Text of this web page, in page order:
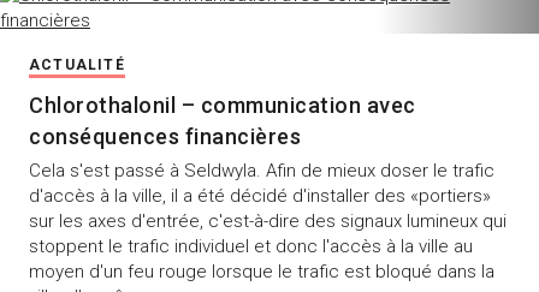
ACTUALITÉ
Chlorothalonil – communication avec
conséquences financières
Cela s'est passé à Seldwyla. Afin de mieux doser le trafic
d'accès à la ville, il a été décidé d'installer des «portiers»
sur les axes d'entrée, c'est-à-dire des signaux lumineux qui
stoppent le trafic individuel et donc l'accès à la ville au
moyen d'un feu rouge lorsque le trafic est bloqué dans la